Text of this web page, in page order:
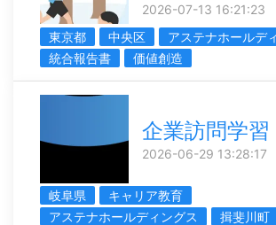
2026-07-13 16:21:23
東京都
中央区
アステナホールデ
統合報告書
価値創造
企業訪問学習
2026-06-29 13:28:17
岐阜県
キャリア教育
アステナホールディングス
揖斐川町